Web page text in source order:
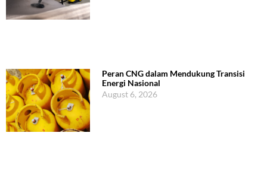
Peran CNG dalam Mendukung Transisi
Energi Nasional
August 6, 2026